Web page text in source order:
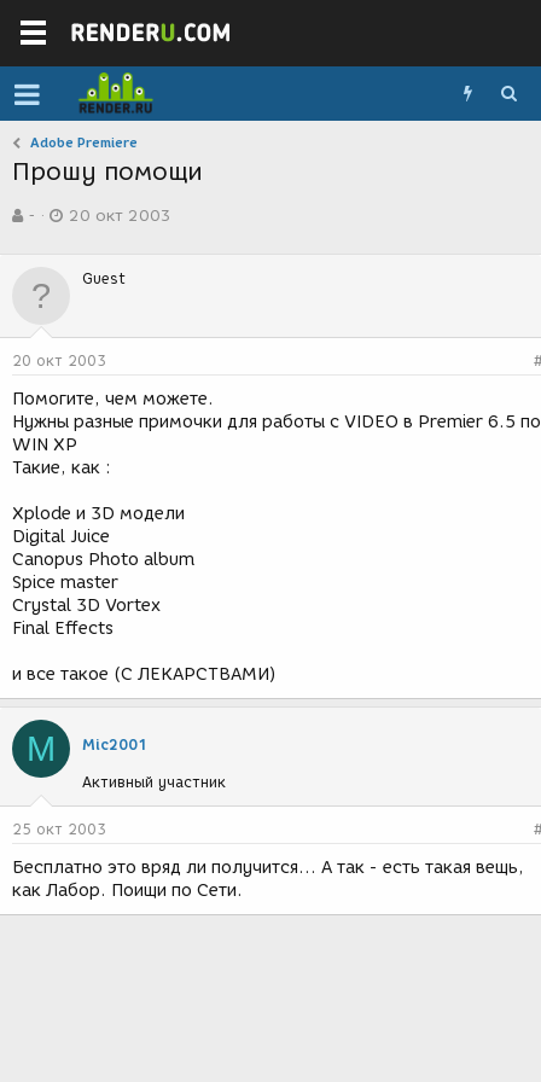
Adobe Premiere
Прошу помощи
в
р
м
-
а
д
н
и
я
20 окт 2003
Guest
20 окт 2003
Помогите, чем можете.
Нужны разные примочки для работы с VIDEO в Premier 6.5
WIN XP
Такие, как :
Xplode и 3D модели
Digital Juice
Canopus Photo album
Spice master
Crystal 3D Vortex
Final Effects
и все такое (С ЛЕКАРСТВАМИ)
M Mic2001
Активный участник
25 окт 2003
Бесплатно это вряд ли получится... А так - есть такая вещь,
как Лабор. Поищи по Сети.